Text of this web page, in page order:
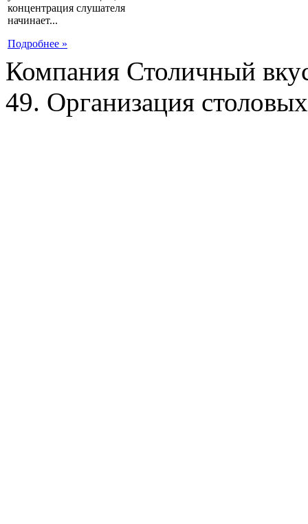
концентрация слушателя
начинает...
Подробнее »
Компания Столичный
49. Организация